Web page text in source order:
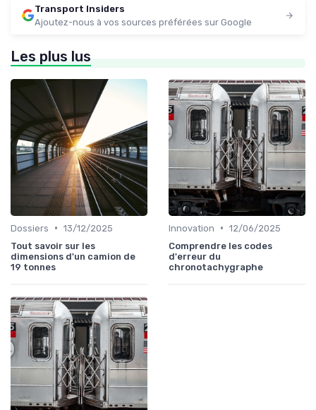
Transport Insiders
Ajoutez-nous à vos sources préférées sur Google
Les plus lus
Dossiers • 13/12/2025
Tout savoir sur les
dimensions d'un camion de
19 tonnes
Innovation • 12/06/2025
Comprendre les codes
d'erreur du
chronotachygraphe